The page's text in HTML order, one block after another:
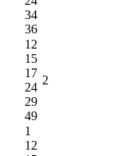
34
36
12
15
17
24
29
49
2
1
12